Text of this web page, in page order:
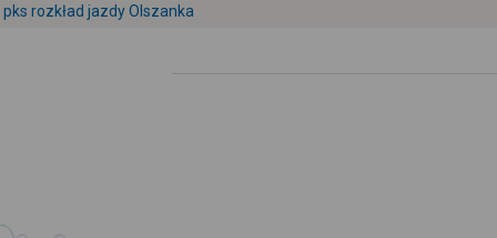
pks rozkład jazdy Olszanka